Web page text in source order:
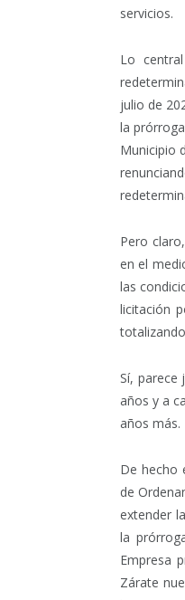
servicios.
Lo
julio de
la
Municipio
Pero
en el
las
licitación
Sí, parece
años y a
años más.
De hecho
de
extender
la
Empresa
Zárate